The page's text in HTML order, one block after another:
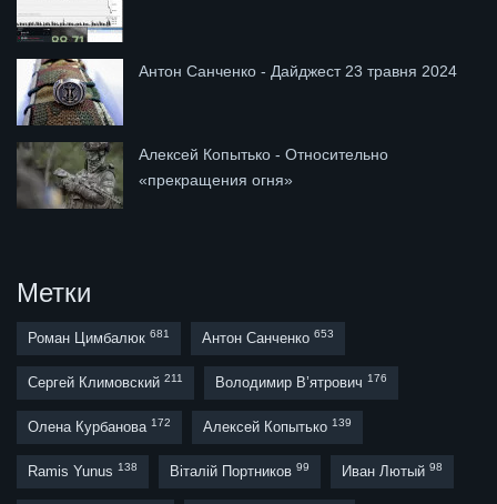
Антон Санченко - Дайджест 23 травня 2024
Алексей Копытько - Относительно
«прекращения огня»
Метки
Роман Цимбалюк 681 Антон Санченко 653
Сергей Климовский 211 Володимир В’ятрович 176
Олена Курбанова 172 Алексей Копытько 139
Ramis Yunus 138 Віталій Портников 99 Иван Лютый 98